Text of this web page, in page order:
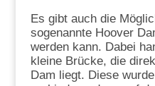
Es gibt auch die
sogenannte Hoover
werden kann. Dabei
kleine Brücke, die
Dam liegt. Diese